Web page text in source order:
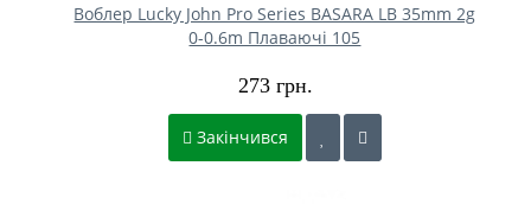
Воблер Lucky John Pro Series BASARA LB 35mm 2g
0-0.6m Плаваючі 105
273 грн.
Закінчився